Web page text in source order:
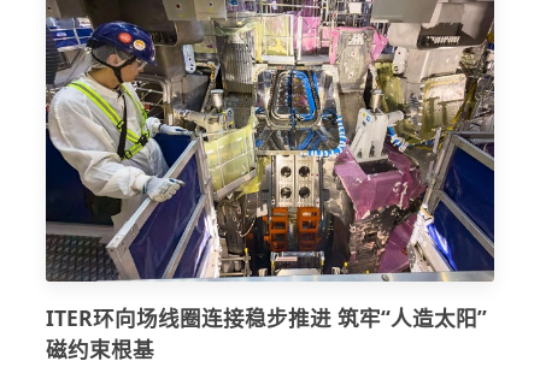
ITER环向场线圈连接稳步推进 筑牢“人造太阳”
磁约束根基